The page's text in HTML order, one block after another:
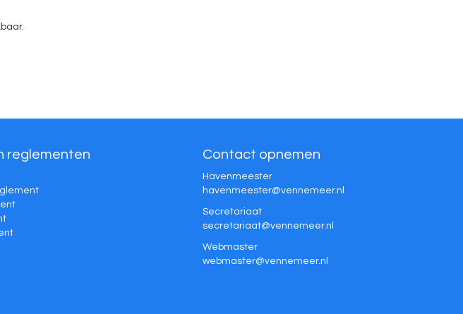
reglementen Contact opnemen
Havenmeester
retseemnevah@vennemeer.nl
Secretariaat
taairaterces@vennemeer.nl
Webmaster
retsambew@vennemeer.nl